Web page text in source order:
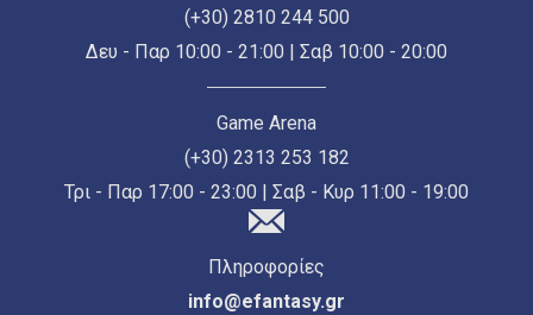
(+30) 2810 244 500
Δευ - Παρ 10:00 - 21:00 | Σαβ 10:00 - 20:00
Game Arena
(+30) 2313 253 182
Τρι - Παρ 17:00 - 23:00 | Σαβ - Κυρ 11:00 - 19:00
Πληροφορίες
info@efantasy.gr